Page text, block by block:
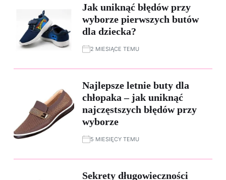
Jak uniknąć błędów przy
wyborze pierwszych butów
dla dziecka?
2 MIESIĄCE TEMU
Najlepsze letnie buty dla
chłopaka – jak uniknąć
najczęstszych błędów przy
wyborze
5 MIESIĘCY TEMU
Sekrety długowieczności